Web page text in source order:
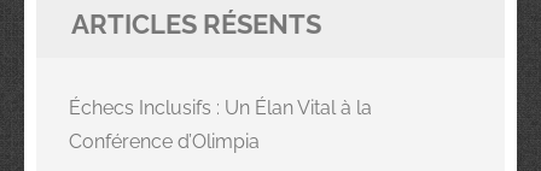
ARTICLES RÉSENTS
Échecs Inclusifs : Un Élan Vital à la
Conférence d’Olimpia